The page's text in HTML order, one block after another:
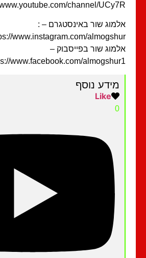
https://www.youtube.com/channel/
שור באינסטגרם – :
https://www.instagram.com/
שור בפייסבוק –
https://www.facebook.com/
מידע נוסף